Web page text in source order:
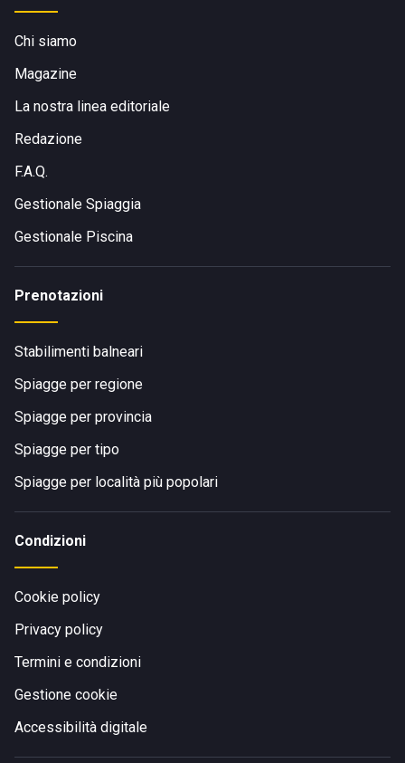
Chi siamo
Magazine
La nostra linea editoriale
Redazione
F.A.Q.
Gestionale Spiaggia
Gestionale Piscina
Prenotazioni
Stabilimenti balneari
Spiagge per regione
Spiagge per provincia
Spiagge per tipo
Spiagge per località più popolari
Condizioni
Cookie policy
Privacy policy
Termini e condizioni
Gestione cookie
Accessibilità digitale